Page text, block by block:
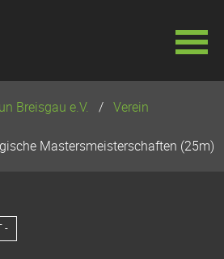
Breisgau e.V.
Verein
Mastersmeisterschaften (25m)
-